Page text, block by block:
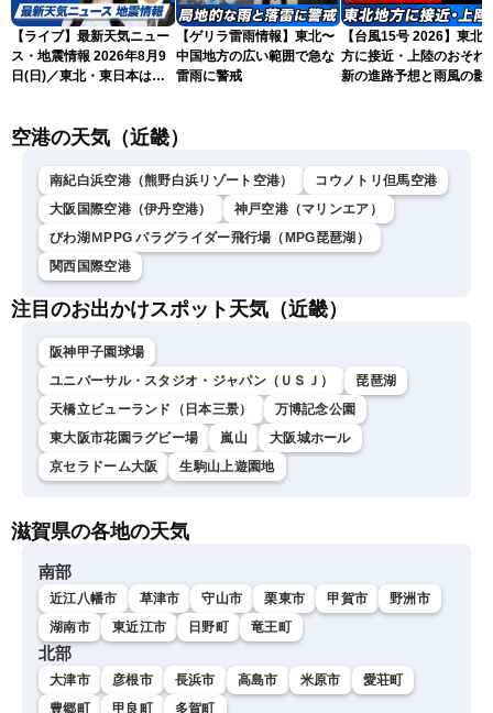
【ライブ】最新天気ニュー
ス・地震情報 2026年8月9
日(日)／東北・東日本は急
ム・青原桃香／山口剛央〉
【ゲリラ雷雨情報】東北〜
中国地方の広い範囲で急な
雷雨に警戒
【台風15号 2026】東北
方に接近・上陸のおそれ
新の進路予想と雨風の影
空港の天気（近畿）
南紀白浜空港（熊野白浜リゾート空港）
コウノトリ但馬空港
大阪国際空港（伊丹空港）
神戸空港（マリンエア）
びわ湖ＭPPG パラグライダー飛行場（MPG琵琶湖）
関西国際空港
注目のお出かけスポット天気（近畿）
阪神甲子園球場
ユニバーサル・スタジオ・ジャパン（ＵＳＪ）
琵琶湖
天橋立ビューランド（日本三景）
万博記念公園
東大阪市花園ラグビー場
嵐山
大阪城ホール
京セラドーム大阪
生駒山上遊園地
滋賀県の各地の天気
南部
近江八幡市 草津市 守山市 栗東市 甲賀市
野洲市
湖南市
東近江市 日野町 竜王町
北部
大津市 彦根市 長浜市 高島市 米原市
愛荘町
豊郷町
甲良町 多賀町